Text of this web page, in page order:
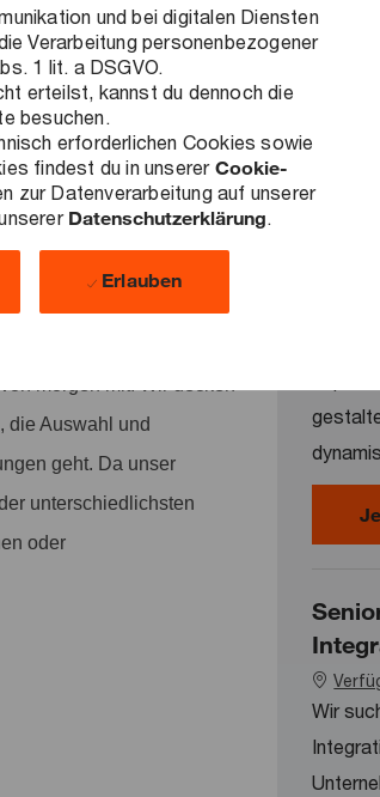
und bei digitalen Diensten
Verarbeitung personenbezogener
1 lit. a DSGVO.
erteilst, kannst du dennoch die
besuchen.
erforderlichen Cookies sowie
findest du in unserer Cookie-
zur Datenverarbeitung auf unserer
Datenschutzerklärung.
Erlauben
oder einer Urban
Umfeld, in dem flexibles und
auf das wir stolz sind. Alle
die Auswahl und
geht. Da unser
unterschiedlichsten
oder
Wir
ihrer
Wir